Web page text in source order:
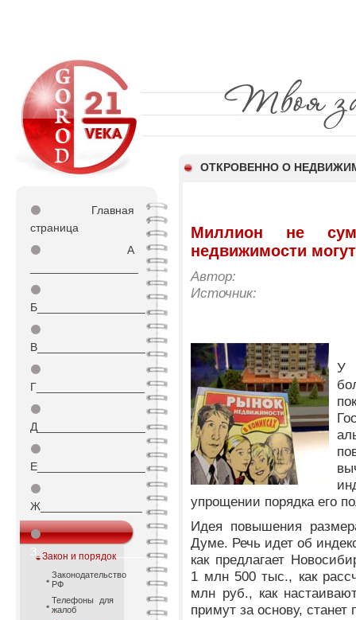
ОТКРОВЕННО О
⚫
Главная
страница
⚫
А
⚫
Б_________________
⚫
В_________________
⚫
Г_________________
⚫
Д_________________
⚫
Е_________________
⚫
Ж________________
⚫
З_________________
Закон и порядок
Законодательство
РФ
Телефоны для
жалоб
Миллион не
недвижимости
Автор:
Источник:
У
упрощении порядка его
Идея повышения
Думе. Речь идет об
как предлагает
1 млн 500 тыс., как
млн руб., как
примут за основу, станет